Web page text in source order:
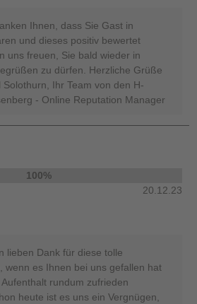
Ihnen, dass Sie Gast in
und dieses positiv bewertet
uns freuen, Sie bald wieder in
zu dürfen. Herzliche Grüße
Ihr Team von den H-
- Online Reputation Manager
100%
20.12.23
lieben Dank für diese tolle
wenn es Ihnen bei uns gefallen hat
rundum zufrieden
heute ist es uns ein Vergnügen,